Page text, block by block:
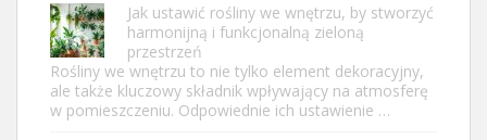
Jak ustawić rośliny we wnętrzu, by stworzyć
harmonijną i funkcjonalną zieloną
przestrzeń
Rośliny we wnętrzu to nie tylko element dekoracyjny,
ale także kluczowy składnik wpływający na atmosferę
w pomieszczeniu. Odpowiednie ich ustawienie …